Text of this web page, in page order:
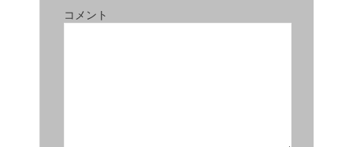
コメント